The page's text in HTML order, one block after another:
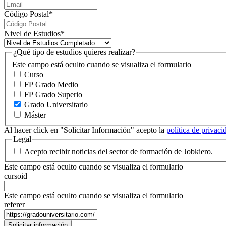
Código Postal*
Nivel de Estudios*
Este campo está oculto cuando se visualiza el formulario
¿Qué tipo de estudios quieres realizar?
Curso
FP Grado Medio
FP Grado Superio
Grado Universitario
Máster
Al hacer click en "Solicitar Información" acepto la política de
Legal
Acepto recibir noticias del sector de formación de Jobkiero.
Este campo está oculto cuando se visualiza el formulario
cursoid
Este campo está oculto cuando se visualiza el formulario
referer